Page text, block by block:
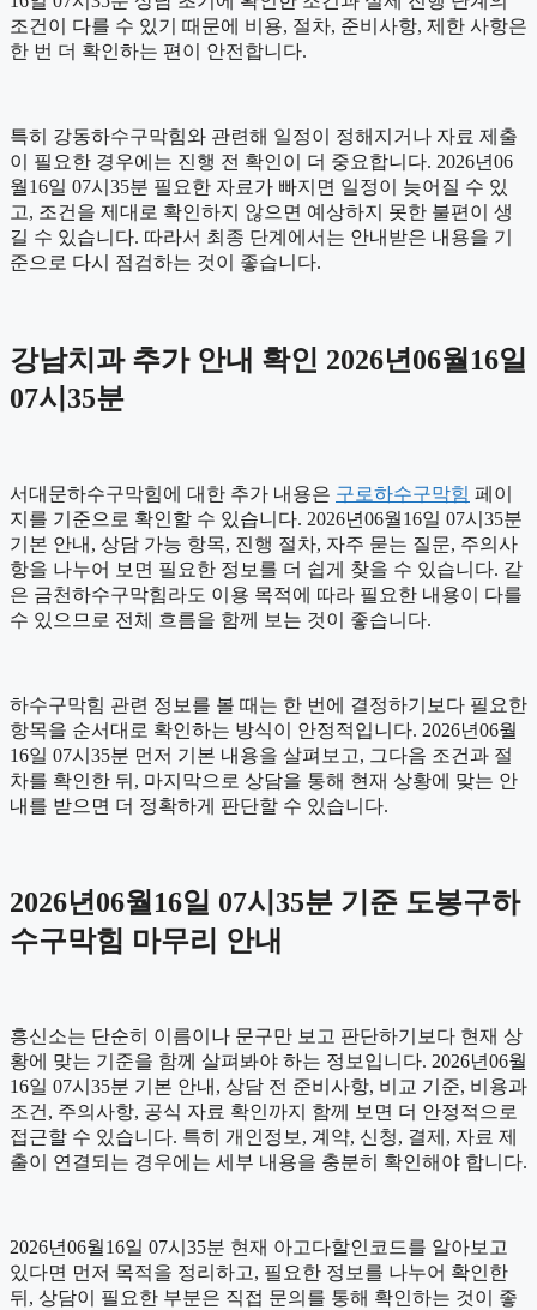
조건이 다를 수 있기 때문에 비용, 절차, 준비사항, 제한 사항은
한 번 더 확인하는 편이 안전합니다.
특히 강동하수구막힘와 관련해 일정이 정해지거나 자료 제출
이 필요한 경우에는 진행 전 확인이 더 중요합니다. 2026년06
월16일 07시35분 필요한 자료가 빠지면 일정이 늦어질 수 있
고, 조건을 제대로 확인하지 않으면 예상하지 못한 불편이 생
길 수 있습니다. 따라서 최종 단계에서는 안내받은 내용을 기
준으로 다시 점검하는 것이 좋습니다.
강남치과 추가 안내 확인 2026년06월16일
07시35분
서대문하수구막힘에 대한 추가 내용은 구로하수구막힘 페이
지를 기준으로 확인할 수 있습니다. 2026년06월16일 07시35분
기본 안내, 상담 가능 항목, 진행 절차, 자주 묻는 질문, 주의사
항을 나누어 보면 필요한 정보를 더 쉽게 찾을 수 있습니다. 같
은 금천하수구막힘라도 이용 목적에 따라 필요한 내용이 다를
수 있으므로 전체 흐름을 함께 보는 것이 좋습니다.
하수구막힘 관련 정보를 볼 때는 한 번에 결정하기보다 필요한
항목을 순서대로 확인하는 방식이 안정적입니다. 2026년06월
16일 07시35분 먼저 기본 내용을 살펴보고, 그다음 조건과 절
차를 확인한 뒤, 마지막으로 상담을 통해 현재 상황에 맞는 안
내를 받으면 더 정확하게 판단할 수 있습니다.
2026년06월16일 07시35분 기준 도봉구하
수구막힘 마무리 안내
흥신소는 단순히 이름이나 문구만 보고 판단하기보다 현재 상
황에 맞는 기준을 함께 살펴봐야 하는 정보입니다. 2026년06월
16일 07시35분 기본 안내, 상담 전 준비사항, 비교 기준, 비용과
조건, 주의사항, 공식 자료 확인까지 함께 보면 더 안정적으로
접근할 수 있습니다. 특히 개인정보, 계약, 신청, 결제, 자료 제
출이 연결되는 경우에는 세부 내용을 충분히 확인해야 합니다.
2026년06월16일 07시35분 현재 아고다할인코드를 알아보고
있다면 먼저 목적을 정리하고, 필요한 정보를 나누어 확인한
뒤, 상담이 필요한 부분은 직접 문의를 통해 확인하는 것이 좋